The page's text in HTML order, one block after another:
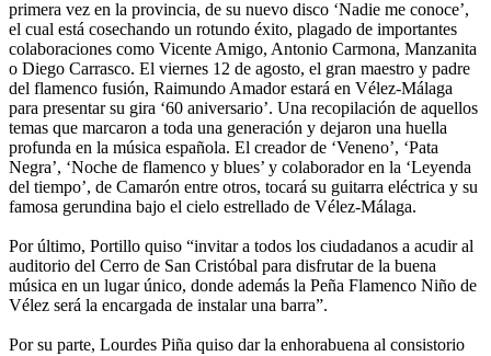
primera vez en la provincia, de su nuevo disco ‘Nadie me conoce’,
el cual está cosechando un rotundo éxito, plagado de importantes
colaboraciones como Vicente Amigo, Antonio Carmona, Manzanita
o Diego Carrasco. El viernes 12 de agosto, el gran maestro y padre
del flamenco fusión, Raimundo Amador estará en Vélez-Málaga
para presentar su gira ‘60 aniversario’. Una recopilación de aquellos
temas que marcaron a toda una generación y dejaron una huella
profunda en la música española. El creador de ‘Veneno’, ‘Pata
Negra’, ‘Noche de flamenco y blues’ y colaborador en la ‘Leyenda
del tiempo’, de Camarón entre otros, tocará su guitarra eléctrica y su
famosa gerundina bajo el cielo estrellado de Vélez-Málaga.
Por último, Portillo quiso “invitar a todos los ciudadanos a acudir al
auditorio del Cerro de San Cristóbal para disfrutar de la buena
música en un lugar único, donde además la Peña Flamenco Niño de
Vélez será la encargada de instalar una barra”.
Por su parte, Lourdes Piña quiso dar la enhorabuena al consistorio